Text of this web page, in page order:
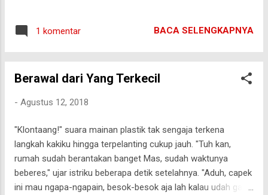
(selanjutnya akan disebut Jolo), -kalau
nelpon pakai nomor HP 081294085309- yang
untuk keperluan liburan di Puncak Bogor
Agustus 2018. Singkat cerita setelah tawar
lewat telpon Jolo mengatakan akan
memberikan uang muka/DP, padahal saya
tidak meminta. Jujur saya sempat kagum
plus sedikit heran, saya gak minta DP tapi dia
1 komentar BACA SELENGKAPNYA
Berawal dari Yang Terkecil
- Agustus 12, 2018
"Klontaang!" suara mainan plastik tak sengaja terkena
langkah kakiku hingga terpelanting cukup jauh. "Tuh kan,
rumah sudah berantakan banget Mas, sudah waktunya
beberes," ujar istriku beberapa detik setelahnya. "Aduh, capek
ini mau ngapa-ngapain, besok-besok aja lah kalau udah gak